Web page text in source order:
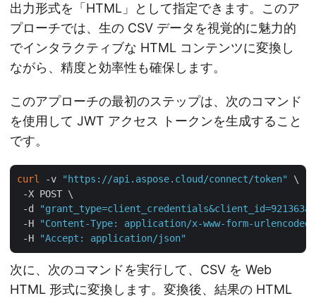
出力形式を「HTML」として指定できます。このア
プローチでは、生の CSV データを視覚的に魅力的
でインタラクティブな HTML コンテンツに変換し
ながら、精度と効率性も確保します。
このアプローチの最初のステップは、次のコマンド
を使用して JWT アクセス トークンを生成すること
です。
curl -v "https://api.aspose.cloud/connect/token"
\
-X POST \
-d
"grant_type=client_credentials&client_id=921363a8-
-H
"Content-Type: application/x-www-form-urlencoded"
-H
"Accept: application/json"
次に、次のコマンドを実行して、CSV を Web
HTML 形式に変換します。変換後、結果の HTML